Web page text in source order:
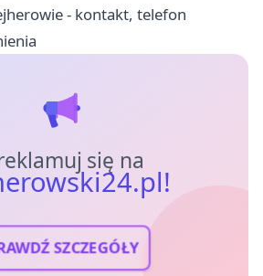
- kontakt, telefon
się na
SZCZEGÓŁY